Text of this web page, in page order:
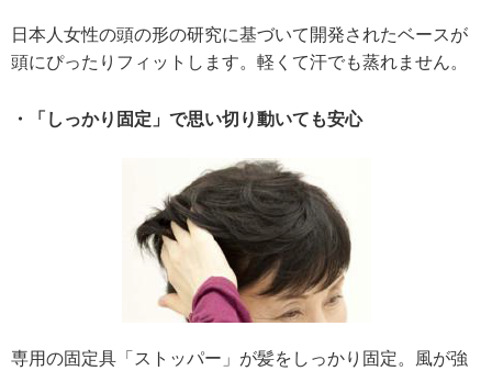
日本人女性の頭の形の研究に基づいて開発されたベースが
頭にぴったりフィットします。軽くて汗でも蒸れません。
・「しっかり固定」で思い切り動いても安心
専用の固定具「ストッパー」が髪をしっかり固定。風が強